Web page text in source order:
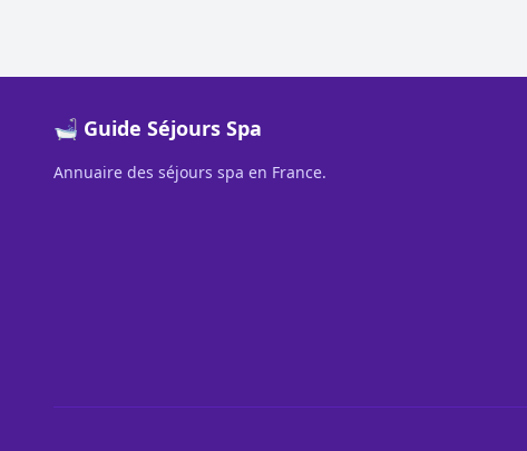
🛁 Guide Séjours Spa
Annuaire des séjours spa en France.